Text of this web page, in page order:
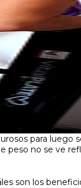
para luego
no se ve
son los